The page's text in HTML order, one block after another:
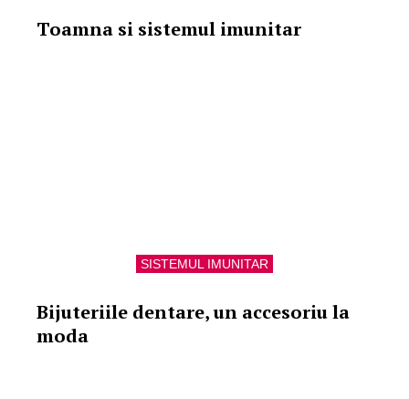
Toamna si sistemul imunitar
SISTEMUL IMUNITAR
Bijuteriile dentare, un accesoriu la
moda